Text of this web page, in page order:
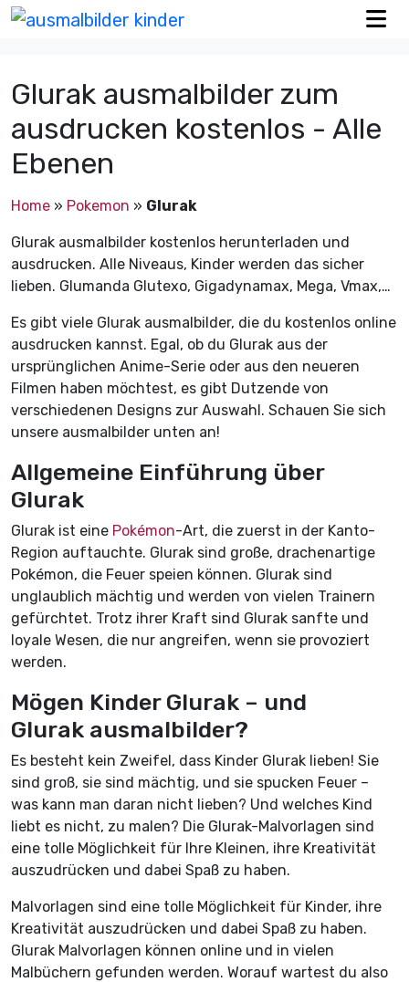
Glurak ausmalbilder zum
ausdrucken kostenlos - Alle
Ebenen
Home » Pokemon » Glurak
Glurak ausmalbilder kostenlos herunterladen und
ausdrucken. Alle Niveaus, Kinder werden das sicher
lieben. Glumanda Glutexo, Gigadynamax, Mega, Vmax,…
Es gibt viele Glurak ausmalbilder, die du kostenlos online
ausdrucken kannst. Egal, ob du Glurak aus der
ursprünglichen Anime-Serie oder aus den neueren
Filmen haben möchtest, es gibt Dutzende von
verschiedenen Designs zur Auswahl. Schauen Sie sich
unsere ausmalbilder unten an!
Allgemeine Einführung über
Glurak
Glurak ist eine Pokémon-Art, die zuerst in der Kanto-
Region auftauchte. Glurak sind große, drachenartige
Pokémon, die Feuer speien können. Glurak sind
unglaublich mächtig und werden von vielen Trainern
gefürchtet. Trotz ihrer Kraft sind Glurak sanfte und
loyale Wesen, die nur angreifen, wenn sie provoziert
werden.
Mögen Kinder Glurak – und
Glurak ausmalbilder?
Es besteht kein Zweifel, dass Kinder Glurak lieben! Sie
sind groß, sie sind mächtig, und sie spucken Feuer –
was kann man daran nicht lieben? Und welches Kind
liebt es nicht, zu malen? Die Glurak-Malvorlagen sind
eine tolle Möglichkeit für Ihre Kleinen, ihre Kreativität
auszudrücken und dabei Spaß zu haben.
Malvorlagen sind eine tolle Möglichkeit für Kinder, ihre
Kreativität auszudrücken und dabei Spaß zu haben.
Glurak Malvorlagen können online und in vielen
Malbüchern gefunden werden. Worauf wartest du also